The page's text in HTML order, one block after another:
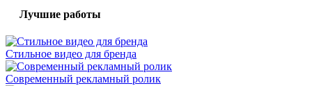
Лучшие работы
Стильное видео для бренда
Современный рекламный ролик